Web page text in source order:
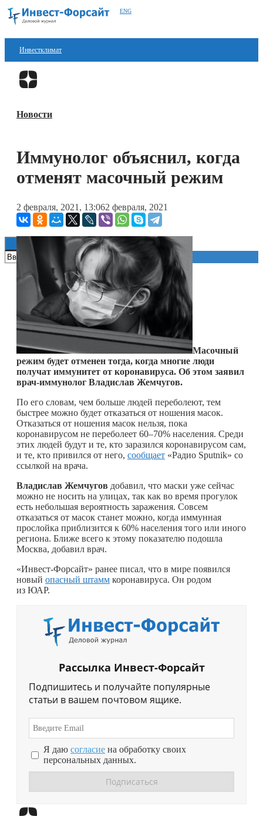
ENG
Инвестклимат
Финансы
Блокчейн
Технологии
Книги
Новости
Иммунолог объяснил, когда
отменят масочный режим
2 февраля, 2021, 13:062 февраля, 2021
Масочный
режим будет отменен тогда, когда многие люди
получат иммунитет от коронавируса. Об этом заявил
врач-иммунолог Владислав Жемчугов.
По его словам, чем больше людей переболеют, тем
быстрее можно будет отказаться от ношения масок.
Отказаться от ношения масок нельзя, пока
коронавирусом не переболеет 60–70% населения. Среди
этих людей будут и те, кто заразился коронавирусом сам,
и те, кто привился от него, сообщает «Радио Sputnik» со
ссылкой на врача.
Владислав Жемчугов добавил, что маски уже сейчас
можно не носить на улицах, так как во время прогулок
есть небольшая вероятность заражения. Совсем
отказаться от масок станет можно, когда иммунная
прослойка приблизится к 60% населения того или иного
региона. Ближе всего к этому показателю подошла
Москва, добавил врач.
«Инвест-Форсайт» ранее писал, что в мире появился
новый опасный штамм коронавируса. Он родом
из ЮАР.
Рассылка Инвест-Форсайт
Подпишитесь и получайте популярные
статьи в вашем почтовом ящике.
Я даю согласие на обработку своих
персональных данных.